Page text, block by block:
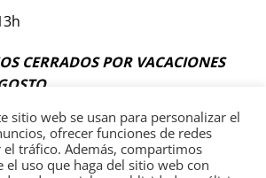
CERRADOS POR VACACIONES
sitio web se usan para personalizar el
ofrecer funciones de redes
el tráfico. Además, compartimos
uso que haga del sitio web con